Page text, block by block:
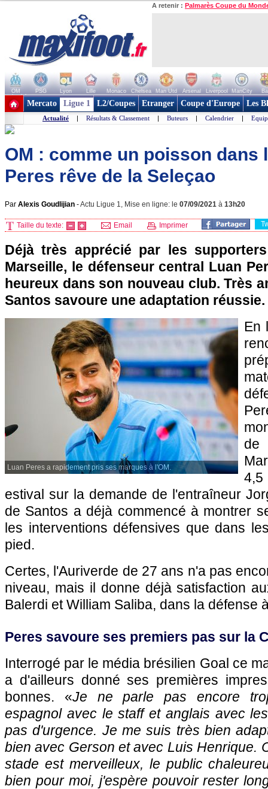
A retenir : Palmarès Coupe du
OM PSG Lyon Lille Monaco Chelsea Man Utd Arsenal Liverpool ManCity
+ de clubs
Mercato Ligue 1 L2/Coupes Etranger Coupe d'Europe Les
Actualité | Résultats & Classement | Buteurs | Calendrier |
OM : comme un poisson dans
Peres rêve de la Seleçao
Par Alexis Goudlijian -Actu Ligue 1, Mise en ligne: le 07/09/2021 à 13h20
Taille du texte: Email Imprimer
Déjà très apprécié par les
Marseille, le défenseur central Luan
heureux dans son nouveau club. Très
Santos savoure une adaptation réussie.
Luan Peres a rapidement pris ses marques à l'OM.
En
estival sur la demande de l'entraîneur
de Santos a déjà commencé à montrer
les interventions défensives que dans
pied.
Certes, l'Auriverde de 27 ans n'a pas
niveau, mais il donne déjà satisfaction
Balerdi et William Saliba, dans la défense
Peres savoure ses premiers pas sur la
Interrogé par le média brésilien Goal ce
a d'ailleurs donné ses premières
bonnes. «Je ne parle pas encore
espagnol avec le staff et anglais avec
pas d'urgence. Je me suis très bien
bien avec Gerson et avec Luis Henrique.
stade est merveilleux, le public
bien pour moi, j'espère pouvoir rester